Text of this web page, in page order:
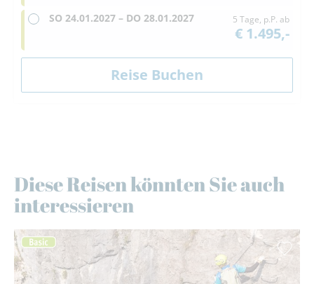
SO 24.01.2027 – DO 28.01.2027 5 Tage, p.P. ab
€ 1.495,-
Diese Reisen könnten Sie auch
interessieren